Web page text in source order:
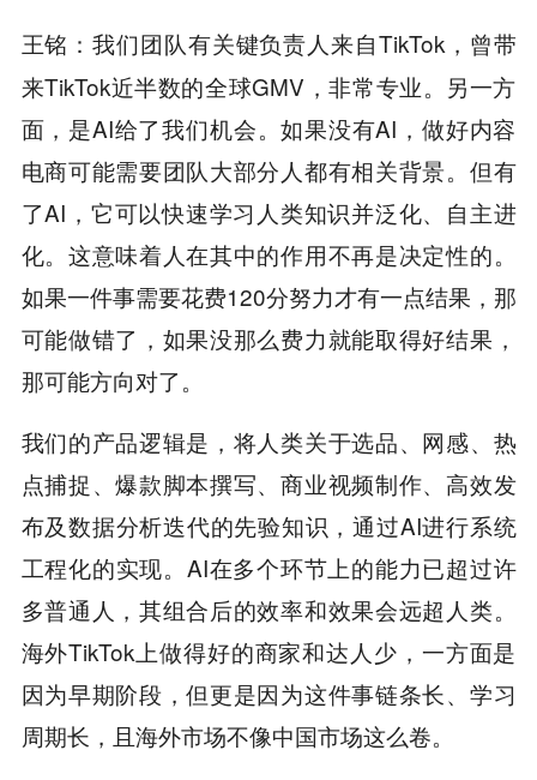
王铭：我们团队有关键负责人来自TikTok，曾带
来TikTok近半数的全球GMV，非常专业。另一方
面，是AI给了我们机会。如果没有AI，做好内容
电商可能需要团队大部分人都有相关背景。但有
了AI，它可以快速学习人类知识并泛化、自主进
化。这意味着人在其中的作用不再是决定性的。
如果一件事需要花费120分努力才有一点结果，那
可能做错了，如果没那么费力就能取得好结果，
那可能方向对了。
我们的产品逻辑是，将人类关于选品、网感、热
点捕捉、爆款脚本撰写、商业视频制作、高效发
布及数据分析迭代的先验知识，通过AI进行系统
工程化的实现。AI在多个环节上的能力已超过许
多普通人，其组合后的效率和效果会远超人类。
海外TikTok上做得好的商家和达人少，一方面是
因为早期阶段，但更是因为这件事链条长、学习
周期长，且海外市场不像中国市场这么卷。